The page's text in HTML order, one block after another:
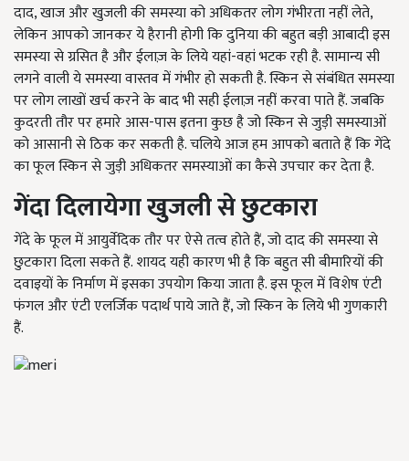
दाद,खाज और खुजली की समस्या को अधिकतर लोग गंभीरता नहीं लेते,
लेकिन आपको जानकर ये हैरानी होगी कि दुनिया की बहुत बड़ी आबादी इस
समस्या से ग्रसित है और ईलाज़ के लिये यहां-वहां भटक रही है. सामान्य सी
लगने वाली ये समस्या वास्तव में गंभीर हो सकती है. स्किन से संबंधित समस्या
पर लोग लाखों खर्च करने के बाद भी सही ईलाज़ नहीं करवा पाते हैं. जबकि
कुदरती तौर पर हमारे आस-पास इतना कुछ है जो स्किन से जुड़ी समस्याओं
को आसानी से ठिक कर सकती है. चलिये आज हम आपको बताते हैं कि गेंदे
का फूल स्किन से जुड़ी अधिकतर समस्याओं का कैसे उपचार कर देता है.
गेंदा दिलायेगा खुजली से छुटकारा
गेंदे के फूल में आयुर्वेदिक तौर पर ऐसे तत्व होते हैं,जो दाद की समस्या से
छुटकारा दिला सकते हैं. शायद यही कारण भी है कि बहुत सी बीमारियों की
दवाइयों के निर्माण में इसका उपयोग किया जाता है. इस फूल में विशेष एंटी
फंगल और एंटी एलर्जिक पदार्थ पाये जाते हैं,जो स्किन के लिये भी गुणकारी
हैं.